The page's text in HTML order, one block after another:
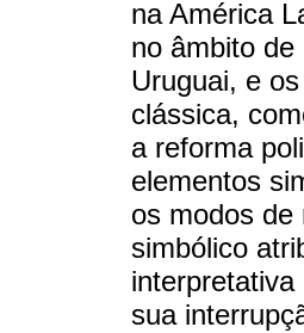
na América
no âmbito
Uruguai, e
clássica,
a reforma
elementos
os modos de
simbólico
sua